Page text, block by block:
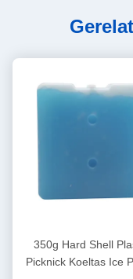
350g Hard Shell
Picknick Koeltas Ice